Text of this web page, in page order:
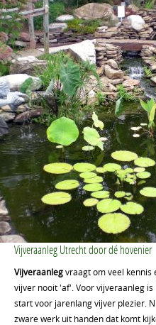
Vijveraanleg Utrecht door dé hovenier
Vijveraanlegvraagt om veel kennis
vijver nooit 'af'. Voor vijveraanleg
start voor jarenlang vijver plezier.
zware werk uit handen dat komt